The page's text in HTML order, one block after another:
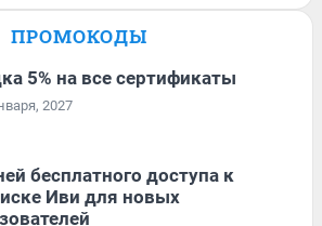
ПРОМОКОДЫ
5% на все сертификаты
2027
бесплатного доступа к
Иви для новых